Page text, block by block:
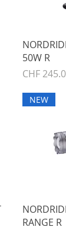
50W R
Preis
CHF
NEW
RANGE R